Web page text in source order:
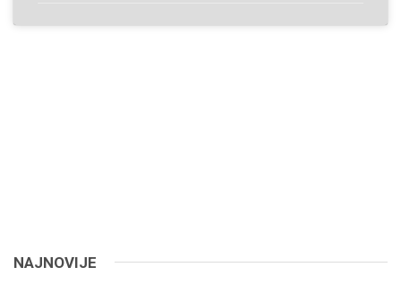
NAJNOVIJE